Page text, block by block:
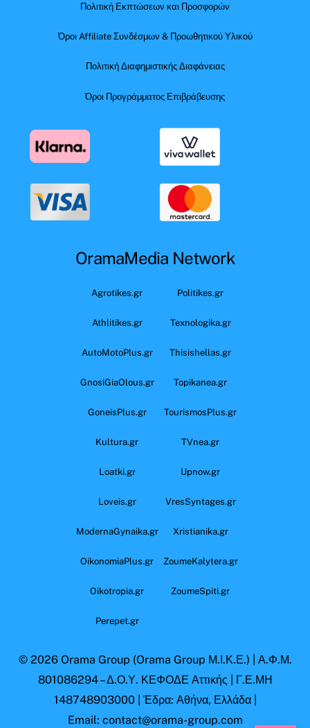
Πολιτική Εκπτώσεων και Προσφορών
Όροι Affiliate Συνδέσμων & Προωθητικού Υλικού
Πολιτική Διαφημιστικής Διαφάνειας
Όροι Προγράμματος Επιβράβευσης
OramaMedia Network
Agrotikes.gr Politikes.gr
Athlitikes.gr Texnologika.gr
AutoMotoPlus.gr Thisishellas.gr
GnosiGiaOlous.gr Topikanea.gr
GoneisPlus.gr TourismosPlus.gr
Kultura.gr TVnea.gr
Loatki.gr Upnow.gr
Loveis.gr VresSyntages.gr
ModernaGynaika.gr Xristianika.gr
OikonomiaPlus.gr ZoumeKalytera.gr
Oikotropia.gr ZoumeSpiti.gr
Perepet.gr
© 2026 Orama Group (Orama Group Μ.Ι.Κ.Ε.) | Α.Φ.Μ.
801086294 – Δ.Ο.Υ. ΚΕΦΟΔΕ Αττικής | Γ.Ε.ΜΗ
148748903000 | Έδρα: Αθήνα, Ελλάδα |
Email: contact@orama-group.com